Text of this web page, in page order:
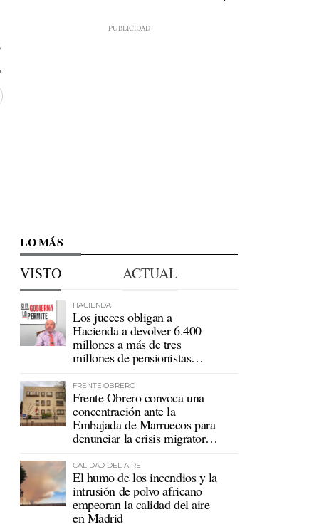
LO MÁS
VISTO ACTUAL
HACIENDA
Los jueces obligan a
Hacienda a devolver 6.400
millones a más de tres
millones de pensionistas
FRENTE OBRERO
Frente Obrero convoca una
concentración ante la
Embajada de Marruecos para
denunciar la crisis migratoria
CALIDAD DEL AIRE
El humo de los incendios y la
intrusión de polvo africano
empeoran la calidad del aire
en Madrid